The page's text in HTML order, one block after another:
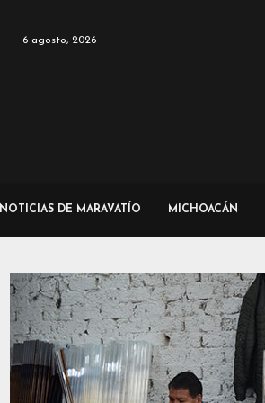
6 agosto, 2026
NOTICIAS DE MARAVATÍO MICHOACÁN